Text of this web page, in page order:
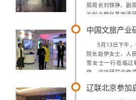
局局长刘铁铮、副
谷创业孵化基地调
业孵化基地，现已
5月13日下午
院长赵伊女士，人
雪女士一行莅临辽
作，洽谈研究合作
赵伊副院长对辽联